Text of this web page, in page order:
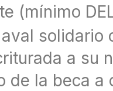
(mínimo
a su
de la beca